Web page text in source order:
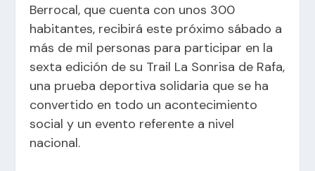
Berrocal, que cuenta con unos 300
habitantes, recibirá este próximo sábado a
más de mil personas para participar en la
sexta edición de su Trail La Sonrisa de Rafa,
una prueba deportiva solidaria que se ha
convertido en todo un acontecimiento
social y un evento referente a nivel
nacional.